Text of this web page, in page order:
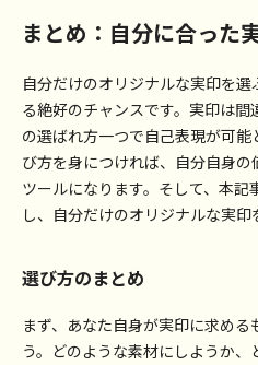
まとめ：自分に合った
自分だけのオリジナルな実印を
る絶好のチャンスです。実印は
の選ばれ方一つで自己表現が可
び方を身につければ、自分自身
ツールになります。そして、本
し、自分だけのオリジナルな実印
選び方のまとめ
まず、あなた自身が実印に求め
う。どのような素材にしようか、